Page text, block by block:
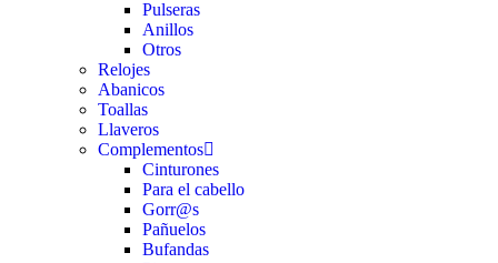
Pulseras
Anillos
Otros
Relojes
Abanicos
Toallas
Llaveros
Complementos
Cinturones
Para el cabello
Gorr@s
Pañuelos
Bufandas